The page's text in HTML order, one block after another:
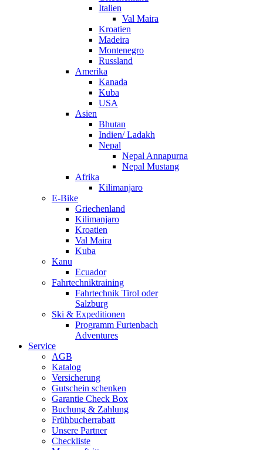
Italien
Val Maira
Kroatien
Madeira
Montenegro
Russland
Amerika
Kanada
Kuba
USA
Asien
Bhutan
Indien/ Ladakh
Nepal
Nepal Annapurna
Nepal Mustang
Afrika
Kilimanjaro
E-Bike
Griechenland
Kilimanjaro
Kroatien
Val Maira
Kuba
Kanu
Ecuador
Fahrtechniktraining
Fahrtechnik Tirol oder
Salzburg
Ski & Expeditionen
Programm Furtenbach
Adventures
Service
AGB
Katalog
Versicherung
Gutschein schenken
Garantie Check Box
Buchung & Zahlung
Frühbucherrabatt
Unsere Partner
Checkliste